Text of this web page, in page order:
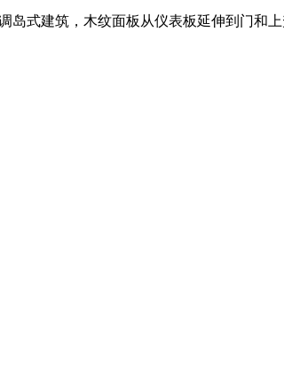
式建筑，木纹面板从仪表板延伸到门和